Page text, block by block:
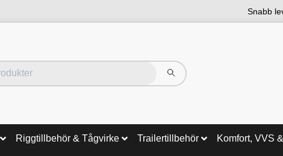
Snabb
Riggtillbehör & Tågvirke Trailertillbehör Komfort, VVS